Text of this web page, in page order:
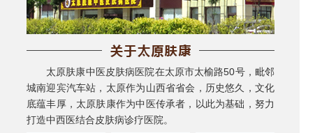
太原肤康中医皮肤病医院在太原市太榆路50号，毗邻
城南迎宾汽车站，太原作为山西省省会，历史悠久，文化
底蕴丰厚，太原肤康作为中医传承者，以此为基础，努力
打造中西医结合皮肤病诊疗医院。